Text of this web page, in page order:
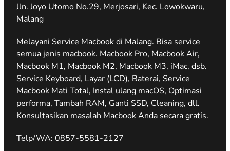
Jln. Joyo Utomo No.29, Merjosari, Kec. Lowokwaru,
Malang
Melayani Service Macbook di Malang. Bisa service
semua jenis macbook. Macbook Pro, Macbook Air,
Macbook M1, Macbook M2, Macbook M3, iMac, dsb.
Service Keyboard, Layar (LCD), Baterai, Service
Macbook Mati Total, Instal ulang macOS, Optimasi
performa, Tambah RAM, Ganti SSD, Cleaning, dll.
Konsultasikan masalah Macbook Anda secara gratis.
Telp/WA: 0857-5581-2127